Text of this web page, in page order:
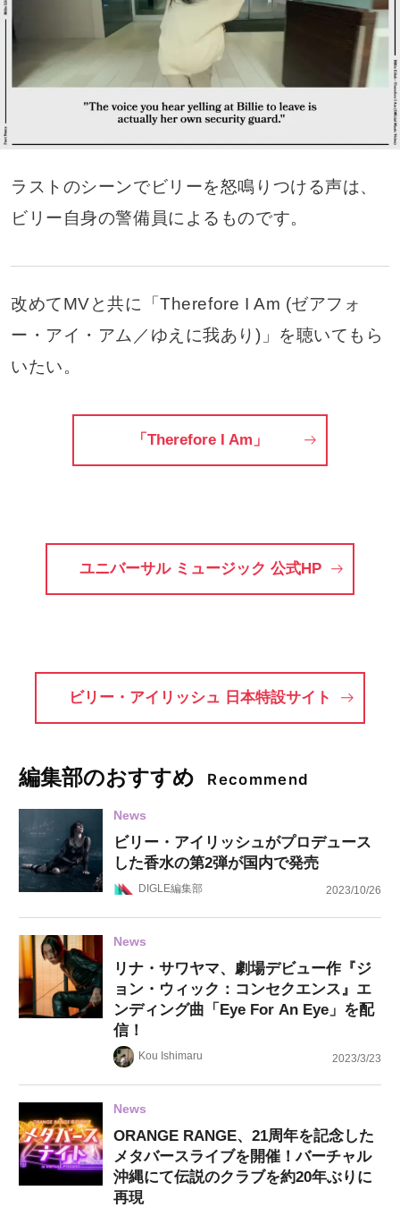
ラストのシーンでビリーを怒鳴りつける声は、
ビリー自身の警備員によるものです。
改めてMVと共に「Therefore I Am (ゼアフォ
ー・アイ・アム／ゆえに我あり)」を聴いてもら
いたい。
「Therefore I Am」
ユニバーサル ミュージック 公式HP
ビリー・アイリッシュ 日本特設サイト
編集部のおすすめ Recommend
News
ビリー・アイリッシュがプロデュース
した香水の第2弾が国内で発売
DIGLE編集部 2023/10/26
News
リナ・サワヤマ、劇場デビュー作『ジ
ョン・ウィック：コンセクエンス』エ
ンディング曲「Eye For An Eye」を配
信！
Kou Ishimaru 2023/3/23
News
ORANGE RANGE、21周年を記念した
メタバースライブを開催！バーチャル
沖縄にて伝説のクラブを約20年ぶりに
再現